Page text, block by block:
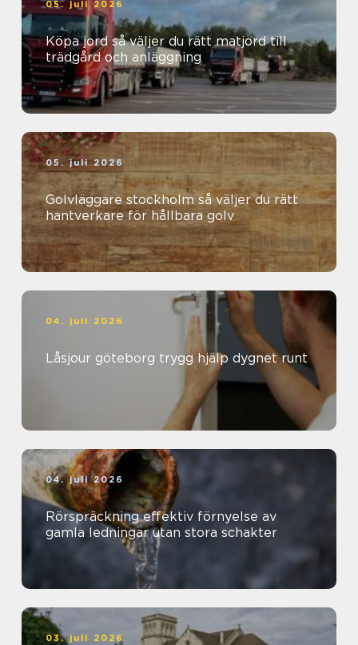
05. juli 2026
Köpa jord så väljer du rätt matjord till
trädgård och anläggning
05. juli 2026
Golvläggare stockholm så väljer du rätt
hantverkare för hållbara golv
04. juli 2026
Låsjour göteborg trygg hjälp dygnet runt
04. juli 2026
Rörspräckning effektiv förnyelse av
gamla ledningar utan stora schakter
03. juli 2026